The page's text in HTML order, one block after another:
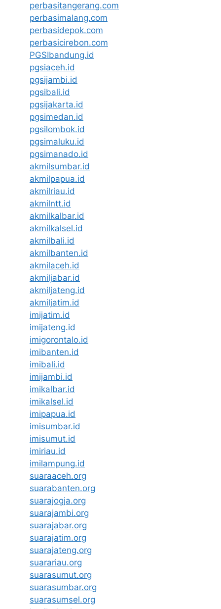
perbasitangerang.com
perbasimalang.com
perbasidepok.com
perbasicirebon.com
PGSIbandung.id
pgsiaceh.id
pgsijambi.id
pgsibali.id
pgsijakarta.id
pgsimedan.id
pgsilombok.id
pgsimaluku.id
pgsimanado.id
akmilsumbar.id
akmilpapua.id
akmilriau.id
akmilntt.id
akmilkalbar.id
akmilkalsel.id
akmilbali.id
akmilbanten.id
akmilaceh.id
akmiljabar.id
akmiljateng.id
akmiljatim.id
imijatim.id
imijateng.id
imigorontalo.id
imibanten.id
imibali.id
imijambi.id
imikalbar.id
imikalsel.id
imipapua.id
imisumbar.id
imisumut.id
imiriau.id
imilampung.id
suaraaceh.org
suarabanten.org
suarajogja.org
suarajambi.org
suarajabar.org
suarajatim.org
suarajateng.org
suarariau.org
suarasumut.org
suarasumbar.org
suarasumsel.org